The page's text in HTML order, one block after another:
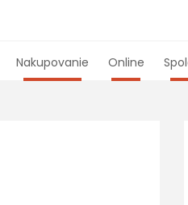
Nakupovanie Online